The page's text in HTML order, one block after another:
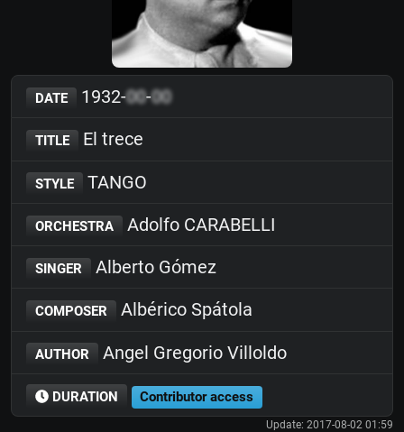
DATE 1932-00-00
TITLE El trece
STYLE TANGO
ORCHESTRA Adolfo CARABELLI
SINGER Alberto Gómez
COMPOSER Albérico Spátola
AUTHOR Angel Gregorio Villoldo
DURATION Contributor access
Update: 2017-08-02 01:59